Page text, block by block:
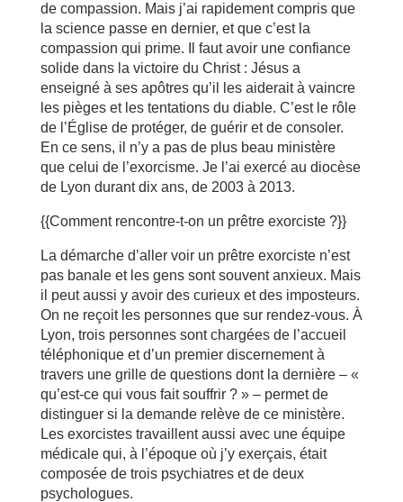
de compassion. Mais j’ai rapidement compris que
la science passe en dernier, et que c’est la
compassion qui prime. Il faut avoir une confiance
solide dans la victoire du Christ : Jésus a
enseigné à ses apôtres qu’il les aiderait à vaincre
les pièges et les tentations du diable. C’est le rôle
de l’Église de protéger, de guérir et de consoler.
En ce sens, il n’y a pas de plus beau ministère
que celui de l’exorcisme. Je l’ai exercé au diocèse
de Lyon durant dix ans, de 2003 à 2013.
{{Comment rencontre-t-on un prêtre exorciste ?}}
La démarche d’aller voir un prêtre exorciste n’est
pas banale et les gens sont souvent anxieux. Mais
il peut aussi y avoir des curieux et des imposteurs.
On ne reçoit les personnes que sur rendez-vous. À
Lyon, trois personnes sont chargées de l’accueil
téléphonique et d’un premier discernement à
travers une grille de questions dont la dernière – «
qu’est-ce qui vous fait souffrir ? » – permet de
distinguer si la demande relève de ce ministère.
Les exorcistes travaillent aussi avec une équipe
médicale qui, à l’époque où j’y exerçais, était
composée de trois psychiatres et de deux
psychologues.